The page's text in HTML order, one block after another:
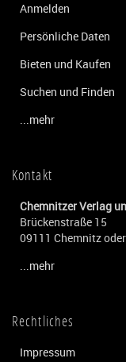
Anmelden
Persönliche Daten
Bieten und Kaufen
Suchen und Finden
...mehr
Kontakt
Chemnitzer Verlag
Brückenstraße 15
09111 Chemnitz
...mehr
Rechtliches
Impressum